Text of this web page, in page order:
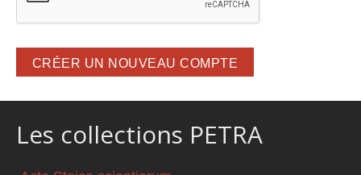
Les collections PETRA